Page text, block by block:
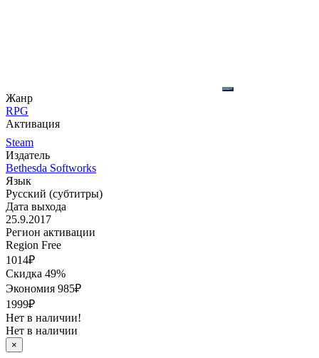
Жанр
RPG
Активация
Steam
Издатель
Bethesda Softworks
Язык
Русский (субтитры)
Дата выхода
25.9.2017
Регион активации
Region Free
1014₽
Скидка 49%
Экономия 985₽
1999₽
Нет в наличии!
Нет в наличии
×